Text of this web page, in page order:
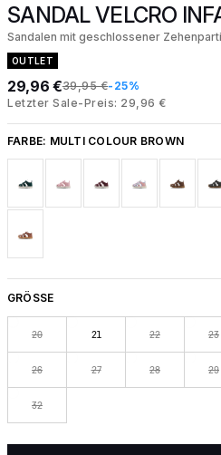
SANDAL VELCRO
Sandalen mit geschlossener
OUTLET
29,96 €39,95 €-25%
Letzter Sale-Preis: 29,96 €
FARBE: MULTI COLOUR BROWN
GRÖSSE
20 21 22 23
26 27 28 29
32